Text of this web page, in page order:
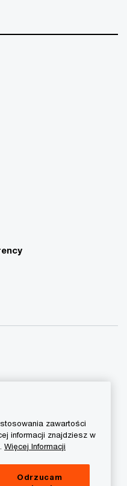
zastrzeżone. Nazwa
w skład sieci PwC, z
structure.
zawartości
informacji znajdziesz w
Więcej Informacji
Odrzucam